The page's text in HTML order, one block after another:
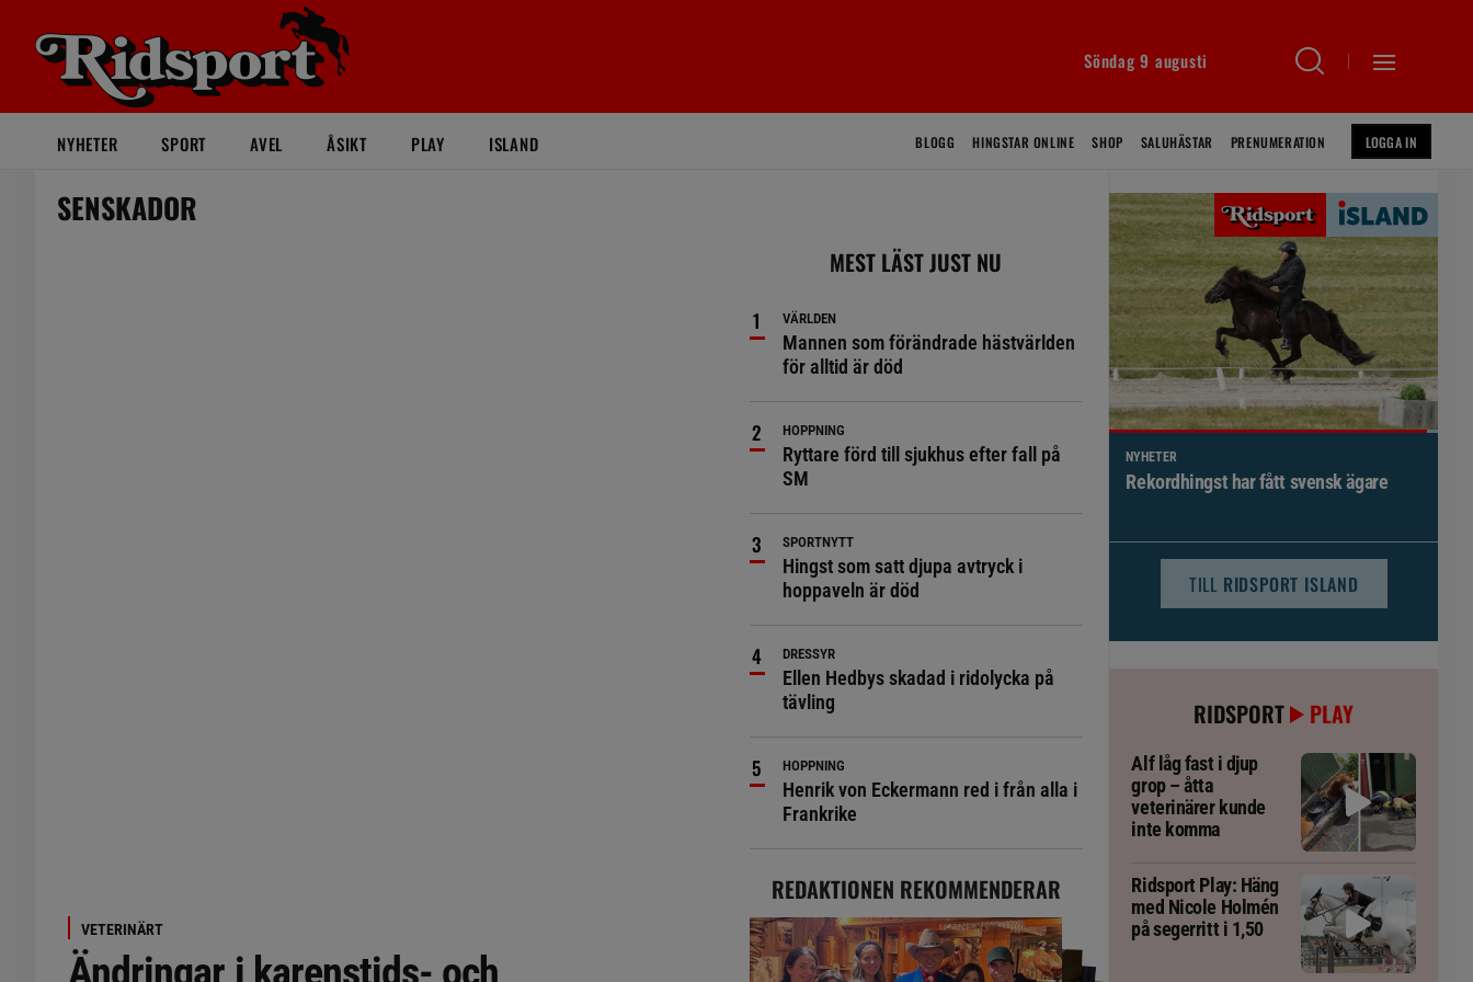
Söndag 9 augusti
NYHETER SPORT AVEL ÅSIKT PLAY ISLAND BLOGG HINGSTAR ONLINE SHOP SALUHÄSTAR PRENUMERATION LOGGA IN
SENSKADOR
VETERINÄRT
Ändringar i karenstids- och
MEST LÄST JUST NU
VÄRLDEN
Mannen som förändrade hästvärlden
för alltid är död
HOPPNING
Ryttare förd till sjukhus efter fall på
SM
SPORTNYTT
Hingst som satt djupa avtryck i
hoppaveln är död
DRESSYR
Ellen Hedbys skadad i ridolycka på
tävling
HOPPNING
Henrik von Eckermann red i från alla i
Frankrike
REDAKTIONEN REKOMMENDERAR
NYHETER
Brett politiskt stöd för förändringar i
TILL RIDSPORT ISLAND
RIDSPORT PLAY
Alf låg fast i djup
grop – åtta
veterinärer kunde
inte komma
Ridsport Play: Häng
med Nicole Holmén
på segerritt i 1,50